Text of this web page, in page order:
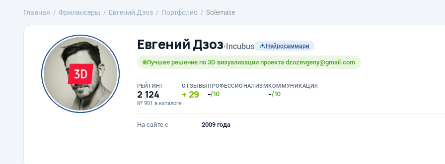
Главная Фрилансеры Евгений Дзоз Портфолио Solemate
Евгений Дзоз›Incubus Нейросаммари
Лучшее решение по 3D визуализации проекта dzozevgeny@gmail.com
РЕЙТИНГ
2 124
№ 901 в каталоге
ОТЗЫВЫ
29
ПРОФЕССИОНАЛИЗМ
-/10
КОММУНИКАЦИЯ
-/10
На сайте с 2009 года